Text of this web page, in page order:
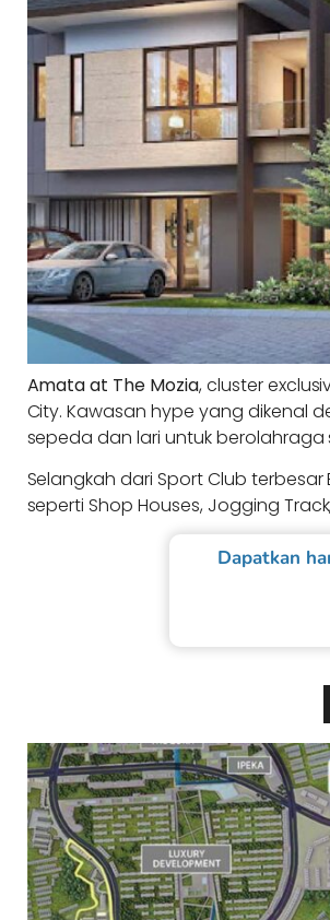
Amata at The Mozia, cluster
City. Kawasan hype yang dikenal
sepeda dan lari untuk berolahraga
Selangkah dari Sport Club terbesar
seperti Shop Houses, Jogging
Dapatkan